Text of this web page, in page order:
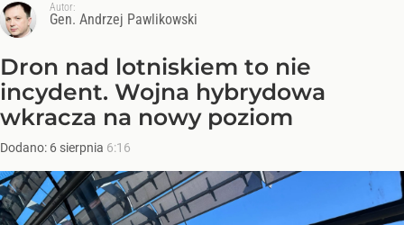
Autor:
Gen. Andrzej Pawlikowski
Dron nad lotniskiem to nie
incydent. Wojna hybrydowa
wkracza na nowy poziom
Dodano: 6 sierpnia 6:16